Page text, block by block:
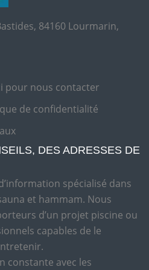
84160 Lourmarin,
pour nous contacter
de confidentialité
DES ADRESSES DE
spécialisé dans
et hammam. Nous
d’un projet piscine ou
capables de le
constante avec les